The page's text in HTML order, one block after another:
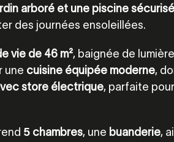
arboré et une piscine
des journées ensoleillées.
vie de 46 m², baignée de
une cuisine équipée moderne,
store électrique, parfaite
5 chambres, une buanderie,